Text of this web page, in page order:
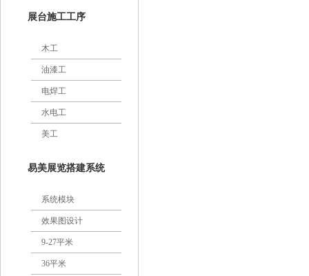
展台施工工序
木工
油漆工
电焊工
水电工
美工
易美展览搭建系统
系统模块
效果图设计
9-27平米
36平米